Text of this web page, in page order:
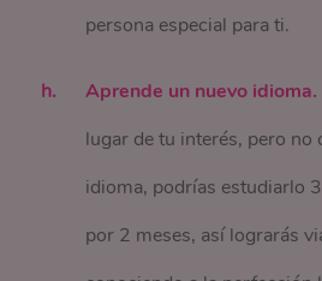
persona especial para ti.
Aprende un nuevo idioma.
lugar de tu interés, pero no
idioma, podrías estudiarlo
por 2 meses, así lograrás